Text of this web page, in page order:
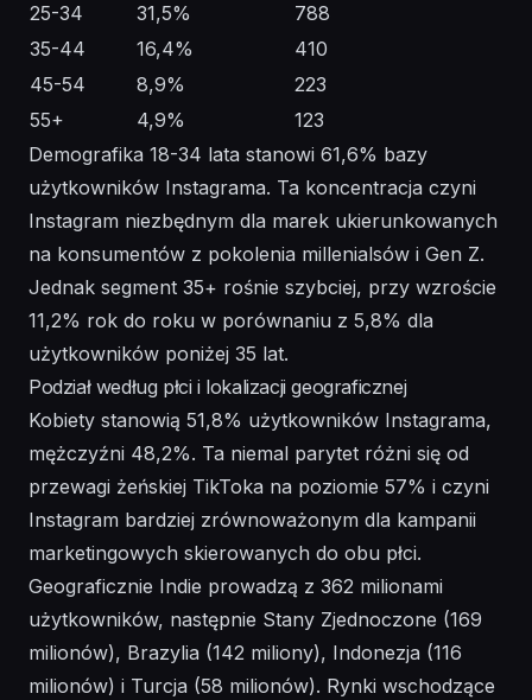
25-34
31,5%
788
35-44
16,4%
410
45-54
8,9%
223
55+
4,9%
123
Demografika 18-34 lata stanowi 61,6% bazy
użytkowników Instagrama. Ta koncentracja czyni
Instagram niezbędnym dla marek ukierunkowanych
na konsumentów z pokolenia millenialsów i Gen Z.
Jednak segment 35+ rośnie szybciej, przy wzroście
11,2% rok do roku w porównaniu z 5,8% dla
użytkowników poniżej 35 lat.
Podział według płci i lokalizacji geograficznej
Kobiety stanowią 51,8% użytkowników Instagrama,
mężczyźni 48,2%. Ta niemal parytet różni się od
przewagi żeńskiej TikToka na poziomie 57% i czyni
Instagram bardziej zrównoważonym dla kampanii
marketingowych skierowanych do obu płci.
Geograficznie Indie prowadzą z 362 milionami
użytkowników, następnie Stany Zjednoczone (169
milionów), Brazylia (142 miliony), Indonezja (116
milionów) i Turcja (58 milionów). Rynki wschodzące